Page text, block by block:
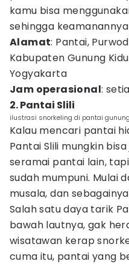
kamu bisa
sehingga
Alamat: Pantai,
Kabupaten Gunung
Yogyakarta
Jam operasional:
2. Pantai Slili
ilustrasi snorkeling di pantai
Kalau mencari pantai
Pantai Slili mungkin
seramai pantai lain,
sudah mumpuni. Mulai
musala, dan
Salah satu daya tarik
bawah lautnya, gak
wisatawan kerap
cuma itu, pantai yang